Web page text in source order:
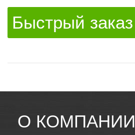
Быстрый заказ
О КОМПАНИИ